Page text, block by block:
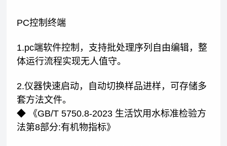
PC控制终端
1.pc端软件控制，支持批处理序列自由编辑，整
体运行流程实现无人值守。
2.仪器快速启动，自动切换样品进样，可存储多
套方法文件。
◆ 《GB/T 5750.8-2023 生活饮用水标准检验方
法第8部分:有机物指标》